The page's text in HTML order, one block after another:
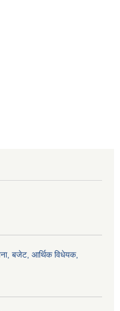
बजेट, आर्थिक विधेयक,